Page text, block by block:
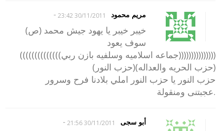
مريم محمود 30/11/2011 23:42
-
خيبر خيبر يا يهود جيش محمد (ص)
سوف يعود
(((((((((((((((جماعه اسلاميه وسلفيه بازن ربي))))))))))))))
(حزب الحريه والعداله)(حزب النور)
حزب النور يا حزب النور املي بلادنا فرح وسرور
.عجبتنى ومنقولة
أبو سجى 30/11/2011 21:56
-